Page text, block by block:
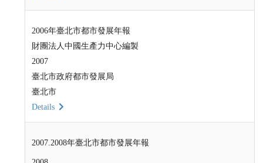
2006年臺北市都市發展年報
財團法人中國生產力中心編製
2007
臺北市政府都市發展局
臺北市
Details
2007.2008年臺北市都市發展年報